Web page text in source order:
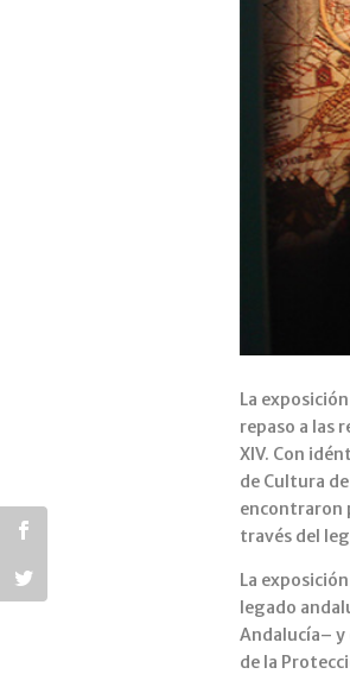
La exposición
repaso a las
XIV. Con
de Cultura
encontraron
través del
La
legado
Andalucía– y
de la